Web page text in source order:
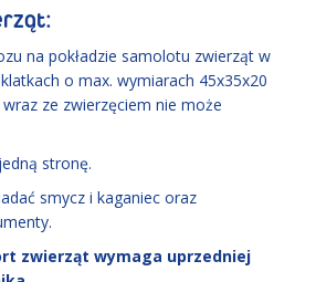
na pokładzie samolotu zwierząt w
o max. wymiarach 45x35x20
ze zwierzęciem nie może
stronę.
smycz i kaganiec oraz
zwierząt wymaga uprzedniej